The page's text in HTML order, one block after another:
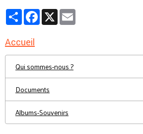
PartagerFacebook
X
Accueil
Qui sommes-nous ?
Documents
Albums-Souvenirs